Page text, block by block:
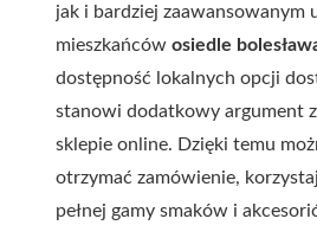
jak i bardziej zaawansowanym
mieszkańców osiedle
dostępność lokalnych opcji
stanowi dodatkowy argument
sklepie online. Dzięki temu
otrzymać zamówienie,
pełnej gamy smaków i